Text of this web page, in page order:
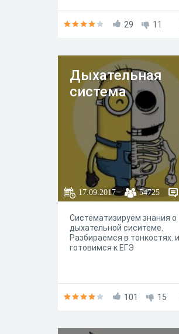
29
11
Дыхательная
система
17.09.2017 54725
Систематизируем знания о
дыхательной сиситеме.
Разбираемся в тонкостях. и
готовимся к ЕГЭ
101 15